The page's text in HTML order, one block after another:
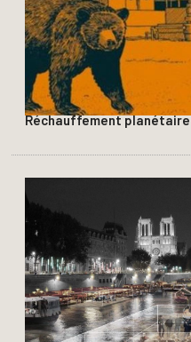
Réchauffement planétaire